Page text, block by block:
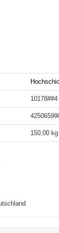
10178##4
150,00 kg